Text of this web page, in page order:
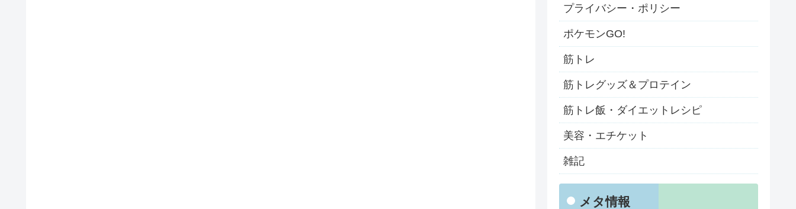
プライバシー・ポリシー
ポケモンGO!
筋トレ
筋トレグッズ＆プロテイン
筋トレ飯・ダイエットレシピ
美容・エチケット
雑記
メタ情報